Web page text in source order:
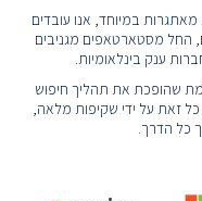
מאתגרות במיוחד, אנו עובדים
החל מסטארטאפים מגניבים
ענק בינלאומיות.
שהופכת את תהליך חיפוש
כל זאת על ידי שקיפות מלאה,
כל הדרך.